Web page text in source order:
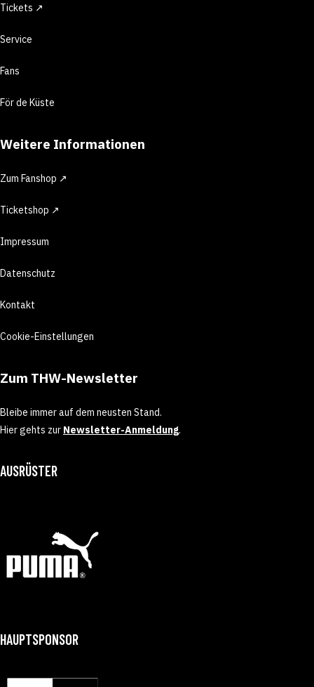
Tickets ↗
Service
Fans
För de Küste
Weitere Informationen
Zum Fanshop ↗
Ticketshop ↗
Impressum
Datenschutz
Kontakt
Cookie-Einstellungen
Zum THW-Newsletter
Bleibe immer auf dem neusten Stand.
Hier gehts zur Newsletter-Anmeldung.
AUSRÜSTER
HAUPTSPONSOR